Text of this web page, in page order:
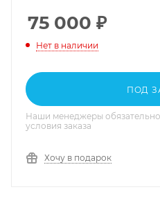
75 000 ₽
Нет в наличии
ПОД
Наши менеджеры обязательно
условия заказа
Хочу в подарок